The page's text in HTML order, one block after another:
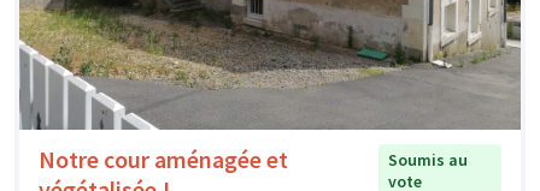
Notre cour aménagée et
Soumis au
vote